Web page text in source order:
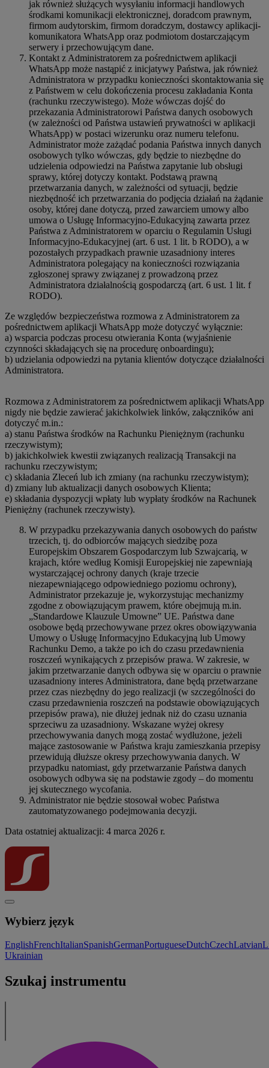
jak również służących wysyłaniu informacji handlowych
środkami komunikacji elektronicznej, doradcom prawnym,
firmom audytorskim, firmom doradczym, dostawcy aplikacji-
komunikatora WhatsApp oraz podmiotom dostarczającym
serwery i przechowującym dane.
Kontakt z Administratorem za pośrednictwem aplikacji
WhatsApp może nastąpić z inicjatywy Państwa, jak również
Administratora w przypadku konieczności skontaktowania się
z Państwem w celu dokończenia procesu zakładania Konta
(rachunku rzeczywistego). Może wówczas dojść do
przekazania Administratorowi Państwa danych osobowych
(w zależności od Państwa ustawień prywatności w aplikacji
WhatsApp) w postaci wizerunku oraz numeru telefonu.
Administrator może zażądać podania Państwa innych danych
osobowych tylko wówczas, gdy będzie to niezbędne do
udzielenia odpowiedzi na Państwa zapytanie lub obsługi
sprawy, której dotyczy kontakt. Podstawą prawną
przetwarzania danych, w zależności od sytuacji, będzie
niezbędność ich przetwarzania do podjęcia działań na żądanie
osoby, której dane dotyczą, przed zawarciem umowy albo
umowa o Usługę Informacyjno-Edukacyjną zawarta przez
Państwa z Administratorem w oparciu o Regulamin Usługi
Informacyjno-Edukacyjnej (art. 6 ust. 1 lit. b RODO), a w
pozostałych przypadkach prawnie uzasadniony interes
Administratora polegający na konieczności rozwiązania
zgłoszonej sprawy związanej z prowadzoną przez
Administratora działalnością gospodarczą (art. 6 ust. 1 lit. f
RODO).
Ze względów bezpieczeństwa rozmowa z Administratorem za
pośrednictwem aplikacji WhatsApp może dotyczyć wyłącznie:
a) wsparcia podczas procesu otwierania Konta (wyjaśnienie
czynności składających się na procedurę onboardingu);
b) udzielania odpowiedzi na pytania klientów dotyczące działalności
Administratora.
Rozmowa z Administratorem za pośrednictwem aplikacji WhatsApp
nigdy nie będzie zawierać jakichkolwiek linków, załączników ani
dotyczyć m.in.:
a) stanu Państwa środków na Rachunku Pieniężnym (rachunku
rzeczywistym);
b) jakichkolwiek kwestii związanych realizacją Transakcji na
rachunku rzeczywistym;
c) składania Zleceń lub ich zmiany (na rachunku rzeczywistym);
d) zmiany lub aktualizacji danych osobowych Klienta;
e) składania dyspozycji wpłaty lub wypłaty środków na Rachunek
Pieniężny (rachunek rzeczywisty).
W przypadku przekazywania danych osobowych do państw
trzecich, tj. do odbiorców mających siedzibę poza
Europejskim Obszarem Gospodarczym lub Szwajcarią, w
krajach, które według Komisji Europejskiej nie zapewniają
wystarczającej ochrony danych (kraje trzecie
niezapewniającego odpowiedniego poziomu ochrony),
Administrator przekazuje je, wykorzystując mechanizmy
zgodne z obowiązującym prawem, które obejmują m.in.
„Standardowe Klauzule Umowne” UE. Państwa dane
osobowe będą przechowywane przez okres obowiązywania
Umowy o Usługę Informacyjno Edukacyjną lub Umowy
Rachunku Demo, a także po ich do czasu przedawnienia
roszczeń wynikających z przepisów prawa. W zakresie, w
jakim przetwarzanie danych odbywa się w oparciu o prawnie
uzasadniony interes Administratora, dane będą przetwarzane
przez czas niezbędny do jego realizacji (w szczególności do
czasu przedawnienia roszczeń na podstawie obowiązujących
przepisów prawa), nie dłużej jednak niż do czasu uznania
sprzeciwu za uzasadniony. Wskazane wyżej okresy
przechowywania danych mogą zostać wydłużone, jeżeli
mające zastosowanie w Państwa kraju zamieszkania przepisy
przewidują dłuższe okresy przechowywania danych. W
przypadku natomiast, gdy przetwarzanie Państwa danych
osobowych odbywa się na podstawie zgody – do momentu
jej skutecznego wycofania.
Administrator nie będzie stosował wobec Państwa
zautomatyzowanego podejmowania decyzji.
Data ostatniej aktualizacji: 4 marca 2026 r.
Wybierz język
EnglishFrenchItalianSpanishGermanPortugueseDutchCzechLatvian
Ukrainian
Szukaj instrumentu